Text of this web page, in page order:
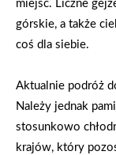
miejsc. Liczne
górskie, a także
coś dla siebie.
Aktualnie podróż
Należy jednak
stosunkowo
krajów, który